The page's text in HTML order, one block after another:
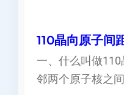
110晶向原子间
一、什么叫做
邻两个原子核之